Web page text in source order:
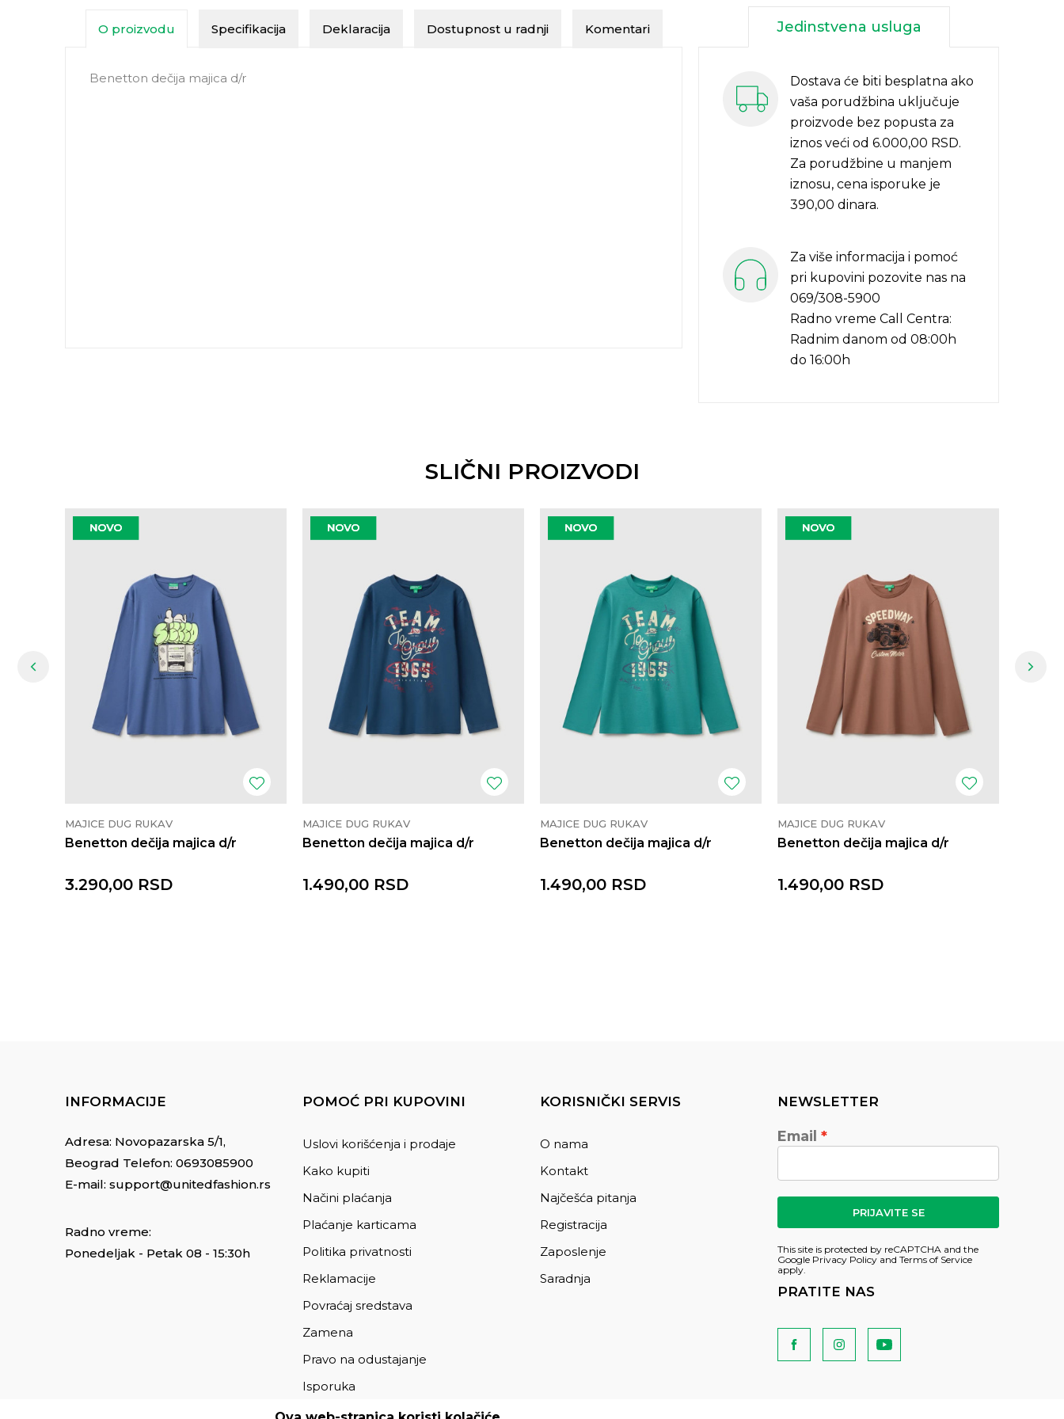
O proizvodu Specifikacija Deklaracija Dostupnost u radnji Komentari
Benetton dečija majica d/r
Jedinstvena usluga
Dostava će biti besplatna ako
vaša porudžbina uključuje
proizvode bez popusta za
iznos veći od 6.000,00 RSD.
Za porudžbine u manjem
iznosu, cena isporuke je
390,00 dinara.
Za više informacija i pomoć
pri kupovini pozovite nas na
069/308-5900
Radno vreme Call Centra:
Radnim danom od 08:00h
do 16:00h
SLIČNI PROIZVODI
MAJICE DUG RUKAV
Benetton dečija majica d/r
3.290,00 RSD
MAJICE DUG RUKAV
Benetton dečija majica d/r
1.490,00 RSD
MAJICE DUG RUKAV
Benetton dečija majica d/r
1.490,00 RSD
MAJICE DUG RUKAV
Benetton dečija majica d/r
1.490,00 RSD
INFORMACIJE
Adresa: Novopazarska 5/1,
Beograd Telefon: 0693085900
E-mail: support@unitedfashion.rs
Radno vreme:
Ponedeljak - Petak 08 - 15:30h
POMOĆ PRI KUPOVINI
Uslovi korišćenja i prodaje
Kako kupiti
Načini plaćanja
Plaćanje karticama
Politika privatnosti
Reklamacije
Povraćaj sredstava
Zamena
Pravo na odustajanje
Isporuka
KORISNIČKI SERVIS
O nama
Kontakt
Najčešća pitanja
Registracija
Zaposlenje
Saradnja
NEWSLETTER
Email
PRIJAVITE SE
This site is protected by reCAPTCHA and the
Google Privacy Policy and Terms of Service
apply.
PRATITE NAS